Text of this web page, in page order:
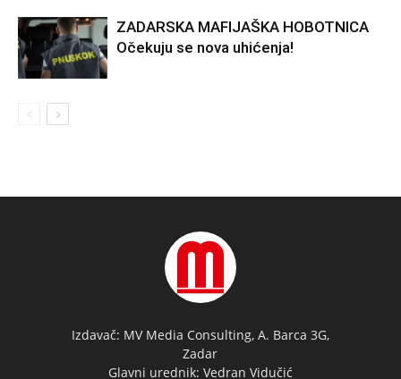
ZADARSKA MAFIJAŠKA HOBOTNICA
Očekuju se nova uhićenja!
Izdavač: MV Media Consulting, A. Barca 3G,
Zadar
Glavni urednik: Vedran Vidučić